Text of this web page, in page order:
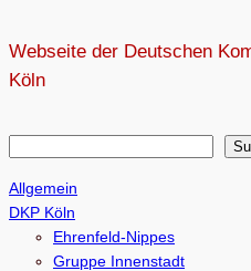
Webseite der Deutschen
Köln
c
Allgemein
DKP Köln
Ehrenfeld-Nippes
Gruppe Innenstadt